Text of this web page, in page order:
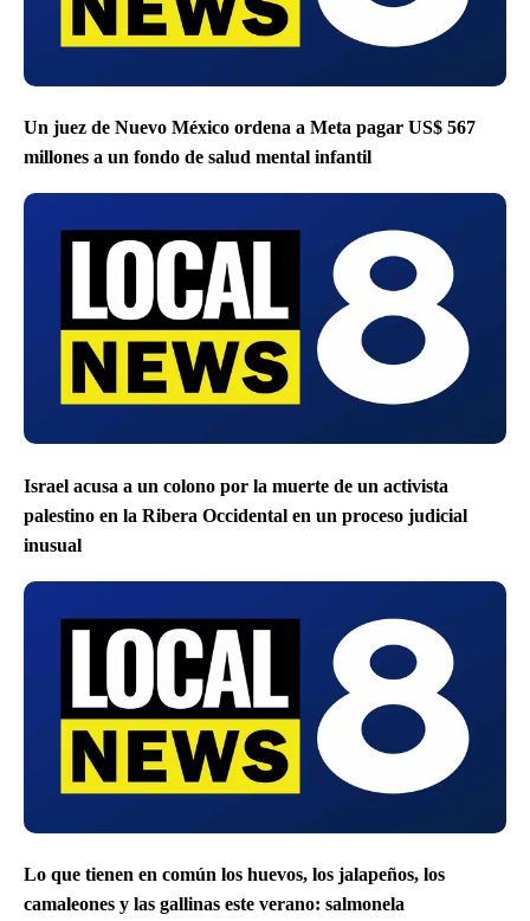
Un juez de Nuevo México ordena a Meta pagar US$ 567
millones a un fondo de salud mental infantil
Israel acusa a un colono por la muerte de un activista
palestino en la Ribera Occidental en un proceso judicial
inusual
Lo que tienen en común los huevos, los jalapeños, los
camaleones y las gallinas este verano: salmonela